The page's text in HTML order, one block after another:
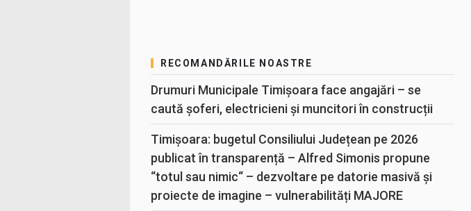
RECOMANDĂRILE NOASTRE
Drumuri Municipale Timișoara face angajări – se
caută șoferi, electricieni și muncitori în construcții
Timișoara: bugetul Consiliului Județean pe 2026
publicat în transparență – Alfred Simonis propune
“totul sau nimic“ – dezvoltare pe datorie masivă și
proiecte de imagine – vulnerabilități MAJORE